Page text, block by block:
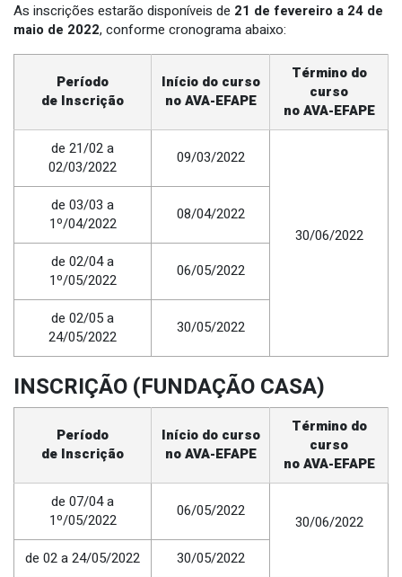
As inscrições estarão disponíveis de 21 de fevereiro a 24 de
maio de 2022, conforme cronograma abaixo:
Período
de Inscrição
Início do curso
no AVA-EFAPE
Término do
curso
no AVA-EFAPE
de 21/02 a
02/03/2022
09/03/2022
30/06/2022
de 03/03 a
1º/04/2022
08/04/2022
de 02/04 a
1º/05/2022
06/05/2022
de 02/05 a
24/05/2022
30/05/2022
INSCRIÇÃO (FUNDAÇÃO CASA)
Período
de Inscrição
Início do curso
no AVA-EFAPE
Término do
curso
no AVA-EFAPE
de 07/04 a
1º/05/2022
06/05/2022
30/06/2022
de 02 a 24/05/2022
30/05/2022